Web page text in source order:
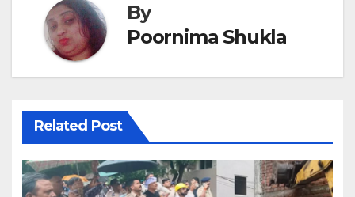
By
Poornima Shukla
Related Post